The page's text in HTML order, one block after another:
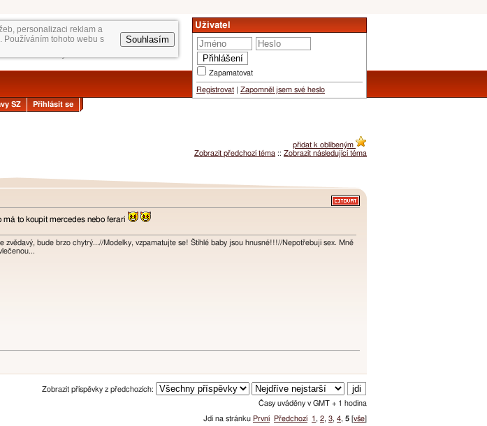
personalizaci reklam a
Používáním tohoto webu s
Souhlasím
Uživatel
Zapamatovat
Registrovat Zapomněl jsem své heslo
SZ Přihlásit se
přidat k oblíbeným
Zobrazit předchozí téma :: Zobrazit následující téma
to koupit mercedes nebo ferari
zvědavý, bude brzo chytrý...//Modelky, vzpamatujte se! Štíhlé baby jsou hnusné!!!//Nepotřebuji sex. Mně
Zobrazit příspěvky z předchozích:
Časy uváděny v GMT + 1 hodina
Jdi na stránku První Předchozí 1 , 2, 3, 4, 5 [vše]